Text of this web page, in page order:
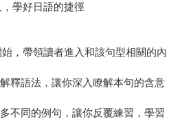
學好日語的捷徑
，帶領讀者進入和該句型相關的內
釋語法，讓你深入瞭解本句的含意
不同的例句，讓你反覆練習，學習